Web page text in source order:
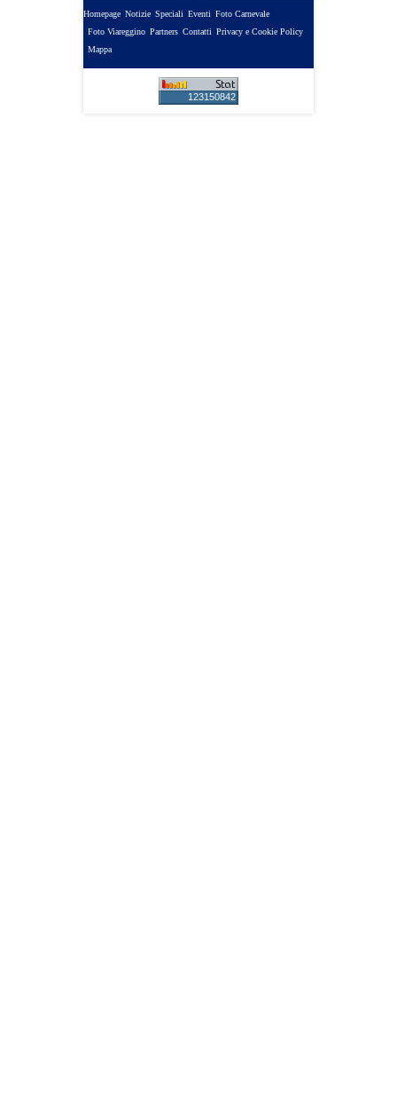
Homepage Notizie Speciali Eventi Foto Carnevale
Foto Viareggino Partners Contatti Privacy e Cookie Policy
Mappa
123150842